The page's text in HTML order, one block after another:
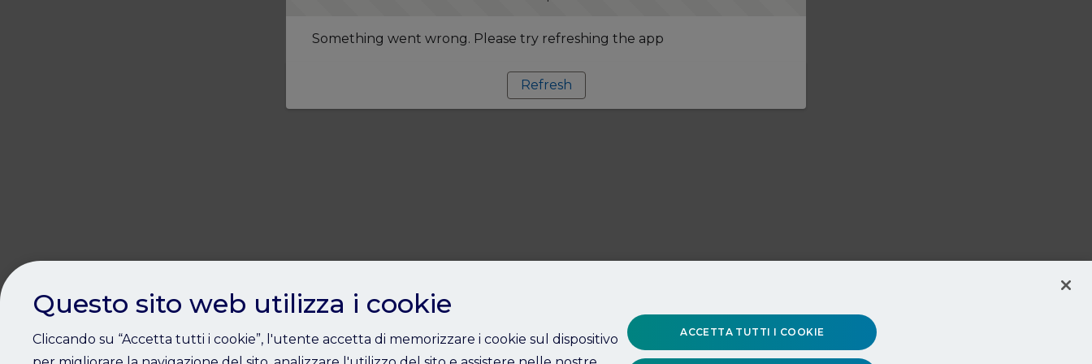
Something went wrong. Please try refreshing the app
Refresh
Questo sito web utilizza i cookie
Cliccando su “Accetta tutti i cookie”, l'utente accetta di memorizzare i cookie sul dispositivo
ACCETTA TUTTI I COOKIE